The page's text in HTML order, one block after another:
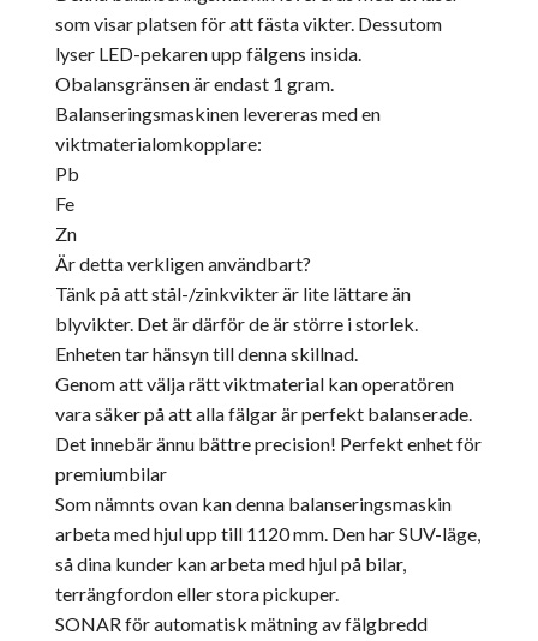
som visar platsen för att fästa vikter. Dessutom
lyser LED-pekaren upp fälgens insida.
Obalansgränsen är endast 1 gram.
Balanseringsmaskinen levereras med en
viktmaterialomkopplare:
Pb
Fe
Zn
Är detta verkligen användbart?
Tänk på att stål-/zinkvikter är lite lättare än
blyvikter. Det är därför de är större i storlek.
Enheten tar hänsyn till denna skillnad.
Genom att välja rätt viktmaterial kan operatören
vara säker på att alla fälgar är perfekt balanserade.
Det innebär ännu bättre precision! Perfekt enhet för
premiumbilar
Som nämnts ovan kan denna balanseringsmaskin
arbeta med hjul upp till 1120 mm. Den har SUV-läge,
så dina kunder kan arbeta med hjul på bilar,
terrängfordon eller stora pickuper.
SONAR för automatisk mätning av fälgbredd